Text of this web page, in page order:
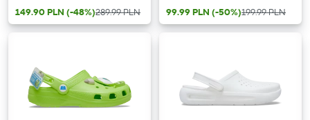
149.90 PLN (-48%)289.99 PLN 99.99 PLN (-50%)199.99 PLN